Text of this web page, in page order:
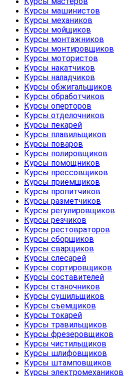
Курсы машинистов
Курсы механиков
Курсы мойщиков
Курсы монтажников
Курсы монтировщиков
Курсы мотористов
Курсы накатчиков
Курсы наладчиков
Курсы обжигальщиков
Курсы обработчиков
Курсы оперторов
Курсы отделочников
Курсы пекарей
Курсы плавильщиков
Курсы поваров
Курсы полировщиков
Курсы помощников
Курсы прессовщиков
Курсы приемщиков
Курсы пропитчиков
Курсы разметчиков
Курсы регулировщиков
Курсы резчиков
Курсы рестовраторов
Курсы сборщиков
Курсы сварщиков
Курсы слесарей
Курсы сортировщиков
Курсы составителей
Курсы станочников
Курсы сушильщиков
Курсы съемщиков
Курсы токарей
Курсы травильщиков
Курсы фрезеровщиков
Курсы чистильщиков
Курсы шлифовщиков
Курсы штамповщиков
Курсы электромехаников